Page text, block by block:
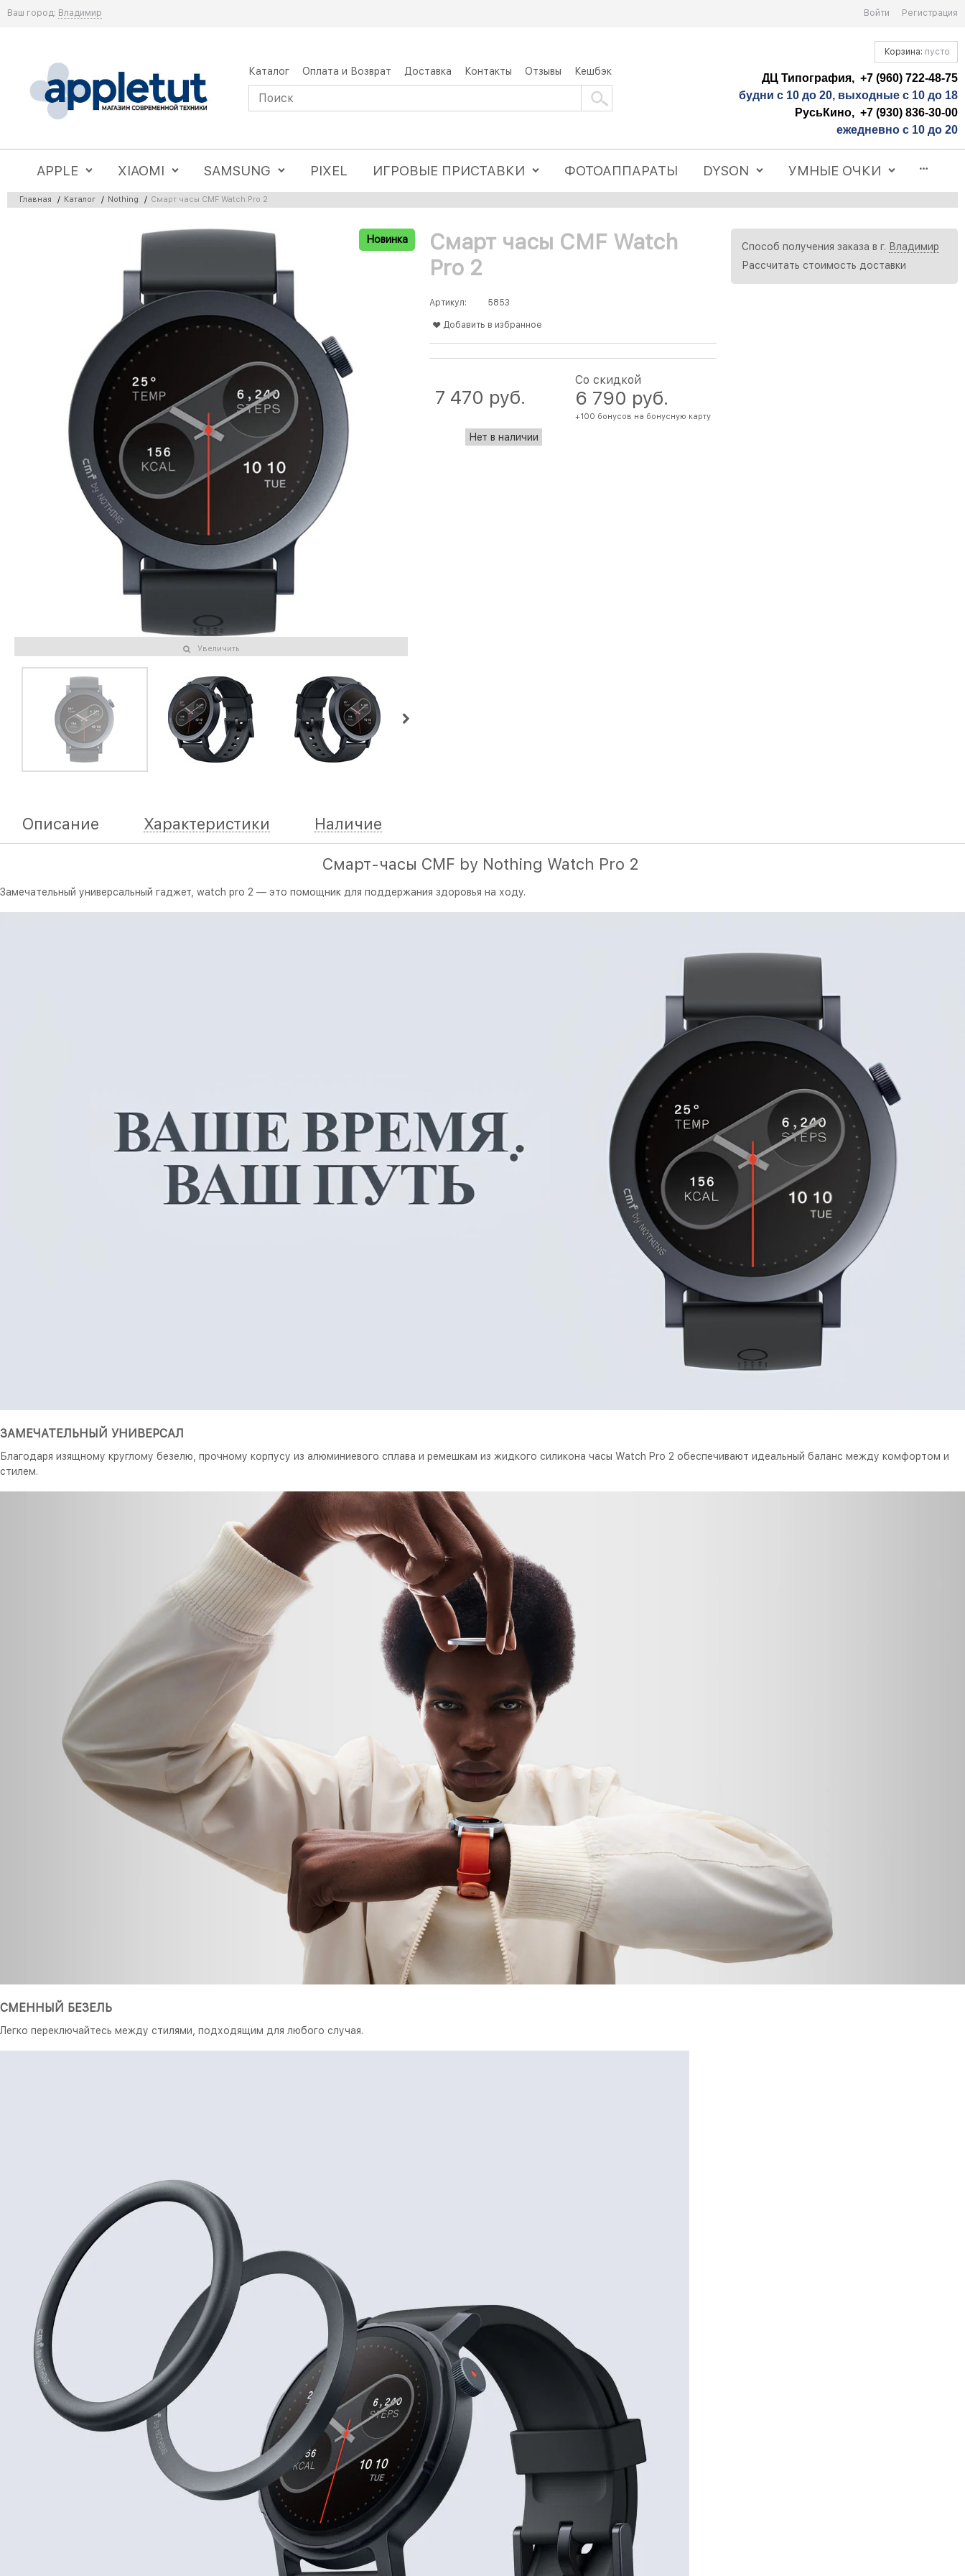
Ваш город: Владимир Войти Регистрация
Каталог Оплата и Возврат Доставка Контакты Отзывы Кешбэк
Корзина: пусто
ДЦ Типография, +7 (960) 722-48-75
будни с 10 до 20, выходные с 10 до 18
РусьКино, +7 (930) 836-30-00
ежедневно с 10 до 20
APPLE XIAOMI SAMSUNG PIXEL ИГРОВЫЕ ПРИСТАВКИ ФОТОАППАРАТЫ DYSON УМНЫЕ ОЧКИ
Главная / Каталог / Nothing / Смарт часы CMF Watch Pro 2
Новинка
Увеличить
Смарт часы CMF Watch
Pro 2
Артикул: 5853
Добавить в избранное
6 790 руб.
+100 бонусов на бонусную карту
Со скидкой
7 470 руб.
Нет в наличии
Способ получения заказа в г. Владимир
Рассчитать стоимость доставки
Описание Характеристики Наличие
Смарт-часы CMF by Nothing Watch Pro 2
Замечательный универсальный гаджет, watch pro 2 — это помощник для поддержания здоровья на ходу.
ЗАМЕЧАТЕЛЬНЫЙ УНИВЕРСАЛ
Благодаря изящному круглому безелю, прочному корпусу из алюминиевого сплава и ремешкам из жидкого силикона часы Watch Pro 2 обеспечивают идеальный баланс между комфортом и
стилем.
СМЕННЫЙ БЕЗЕЛЬ
Легко переключайтесь между стилями, подходящим для любого случая.